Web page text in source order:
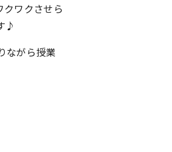
ワクさせら
♪
ながら授業